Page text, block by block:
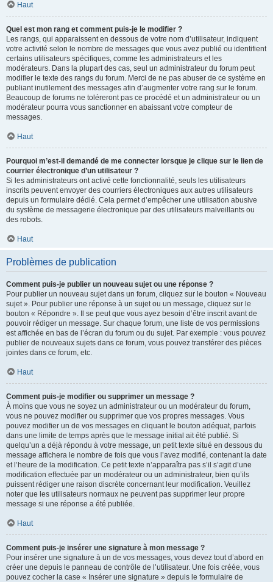
Haut
Quel est mon rang et comment puis-je le modifier ?
Les rangs, qui apparaissent en dessous de votre nom d’utilisateur, indiquent
votre activité selon le nombre de messages que vous avez publié ou identifient
certains utilisateurs spécifiques, comme les administrateurs et les
modérateurs. Dans la plupart des cas, seul un administrateur du forum peut
modifier le texte des rangs du forum. Merci de ne pas abuser de ce système en
publiant inutilement des messages afin d’augmenter votre rang sur le forum.
Beaucoup de forums ne toléreront pas ce procédé et un administrateur ou un
modérateur pourra vous sanctionner en abaissant votre compteur de
messages.
Haut
Pourquoi m’est-il demandé de me connecter lorsque je clique sur le lien de
courrier électronique d’un utilisateur ?
Si les administrateurs ont activé cette fonctionnalité, seuls les utilisateurs
inscrits peuvent envoyer des courriers électroniques aux autres utilisateurs
depuis un formulaire dédié. Cela permet d’empêcher une utilisation abusive
du système de messagerie électronique par des utilisateurs malveillants ou
des robots.
Haut
Problèmes de publication
Comment puis-je publier un nouveau sujet ou une réponse ?
Pour publier un nouveau sujet dans un forum, cliquez sur le bouton « Nouveau
sujet ». Pour publier une réponse à un sujet ou un message, cliquez sur le
bouton « Répondre ». Il se peut que vous ayez besoin d’être inscrit avant de
pouvoir rédiger un message. Sur chaque forum, une liste de vos permissions
est affichée en bas de l’écran du forum ou du sujet. Par exemple : vous pouvez
publier de nouveaux sujets dans ce forum, vous pouvez transférer des pièces
jointes dans ce forum, etc.
Haut
Comment puis-je modifier ou supprimer un message ?
À moins que vous ne soyez un administrateur ou un modérateur du forum,
vous ne pouvez modifier ou supprimer que vos propres messages. Vous
pouvez modifier un de vos messages en cliquant le bouton adéquat, parfois
dans une limite de temps après que le message initial ait été publié. Si
quelqu’un a déjà répondu à votre message, un petit texte situé en dessous du
message affichera le nombre de fois que vous l’avez modifié, contenant la date
et l’heure de la modification. Ce petit texte n’apparaîtra pas s’il s’agit d’une
modification effectuée par un modérateur ou un administrateur, bien qu’ils
puissent rédiger une raison discrète concernant leur modification. Veuillez
noter que les utilisateurs normaux ne peuvent pas supprimer leur propre
message si une réponse a été publiée.
Haut
Comment puis-je insérer une signature à mon message ?
Pour insérer une signature à un de vos messages, vous devez tout d’abord en
créer une depuis le panneau de contrôle de l’utilisateur. Une fois créée, vous
pouvez cocher la case « Insérer une signature » depuis le formulaire de